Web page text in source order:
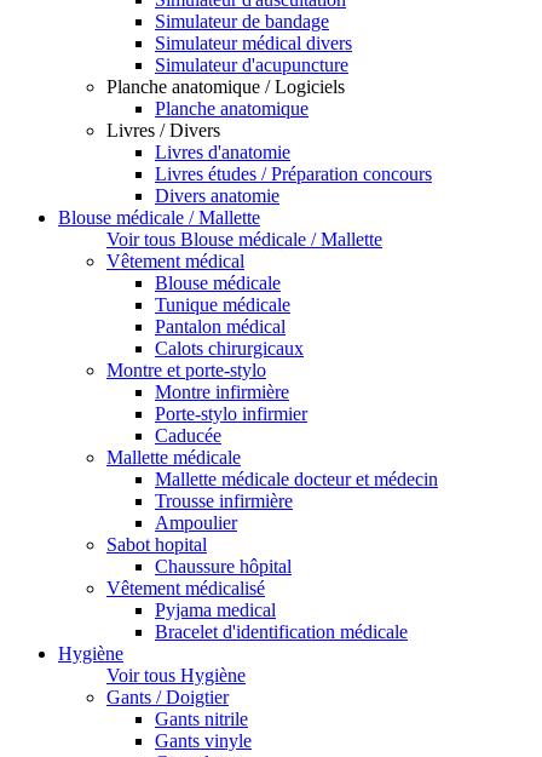
Simulateur de bandage
Simulateur médical divers
Simulateur d'acupuncture
Planche anatomique / Logiciels
Planche anatomique
Livres / Divers
Livres d'anatomie
Livres études / Préparation concours
Divers anatomie
Blouse médicale / Mallette
Voir tous Blouse médicale / Mallette
Vêtement médical
Blouse médicale
Tunique médicale
Pantalon médical
Calots chirurgicaux
Montre et porte-stylo
Montre infirmière
Porte-stylo infirmier
Caducée
Mallette médicale
Mallette médicale docteur et médecin
Trousse infirmière
Ampoulier
Sabot hopital
Chaussure hôpital
Vêtement médicalisé
Pyjama medical
Bracelet d'identification médicale
Hygiène
Voir tous Hygiène
Gants / Doigtier
Gants nitrile
Gants vinyle